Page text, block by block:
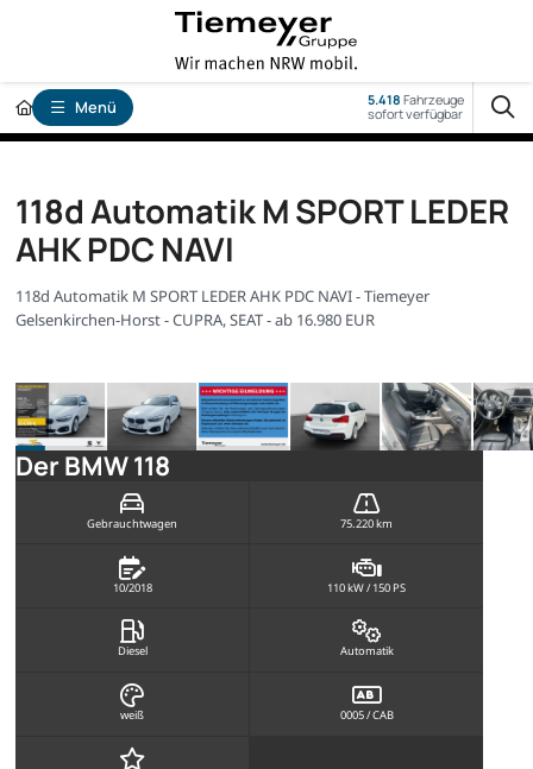
Menü 5.418 Fahrzeuge
sofort verfügbar
118d Automatik M SPORT LEDER
AHK PDC NAVI
118d Automatik M SPORT LEDER AHK PDC NAVI - Tiemeyer
Gelsenkirchen-Horst - CUPRA, SEAT - ab 16.980 EUR
Der BMW 118
Gebrauchtwagen 75.220 km
10/2018 110 kW / 150 PS
Diesel Automatik
weiß 0005 / CAB